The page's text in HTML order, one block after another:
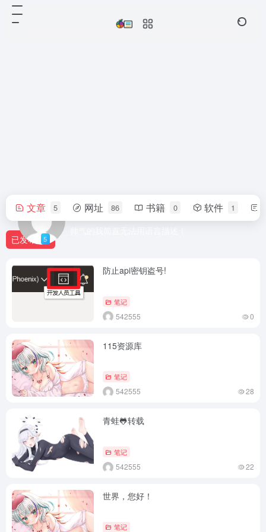
542555
文章 5 网址 86 书籍 0 软件 1
已发布 5
防止api密钥盗号!
笔记
542555 0
115资源库
笔记
542555 28
青蛙🐸转载
笔记
542555 22
世界，您好！
笔记